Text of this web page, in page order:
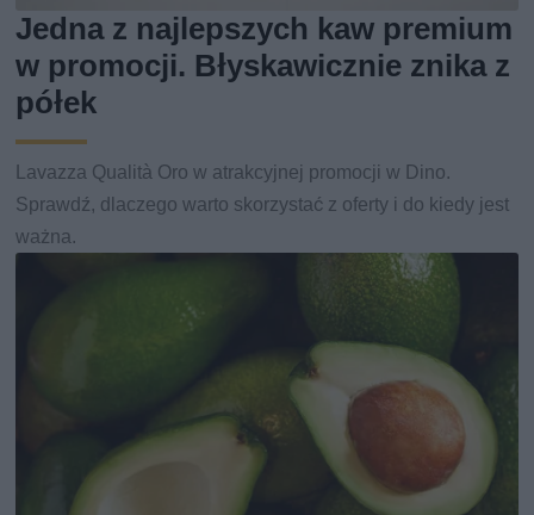
Jedna z najlepszych kaw premium
w promocji. Błyskawicznie znika z
półek
Lavazza Qualità Oro w atrakcyjnej promocji w Dino.
Sprawdź, dlaczego warto skorzystać z oferty i do kiedy jest
ważna.